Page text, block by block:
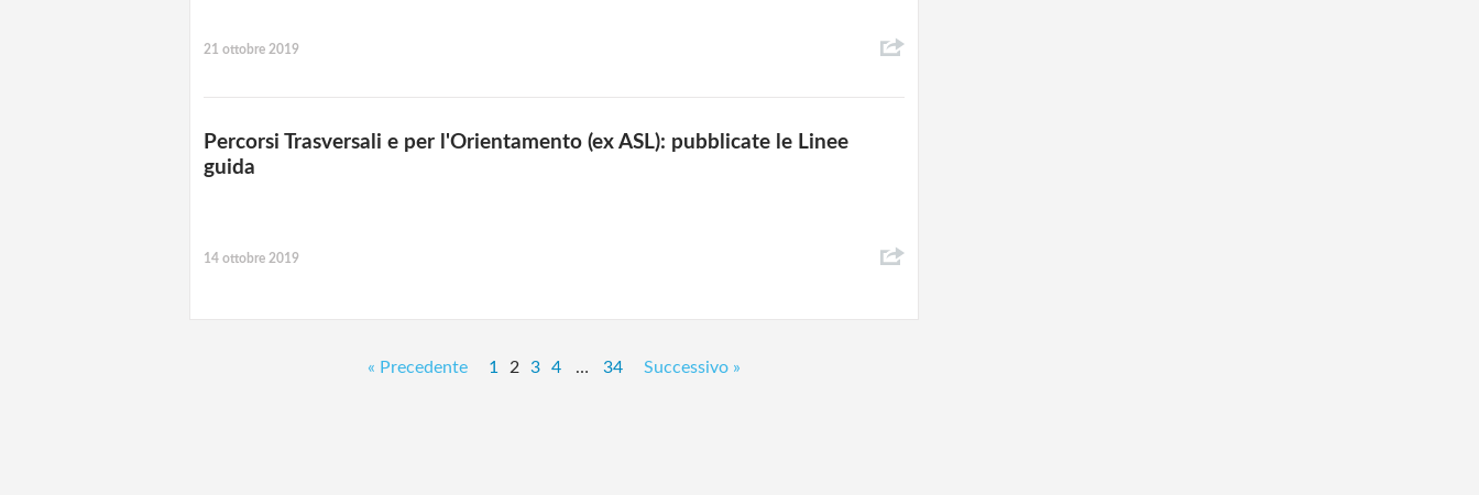
21 ottobre 2019
Percorsi Trasversali e per l'Orientamento (ex ASL): pubblicate le Linee
guida
14 ottobre 2019
« Precedente 1 2 3 4 … 34 Successivo »